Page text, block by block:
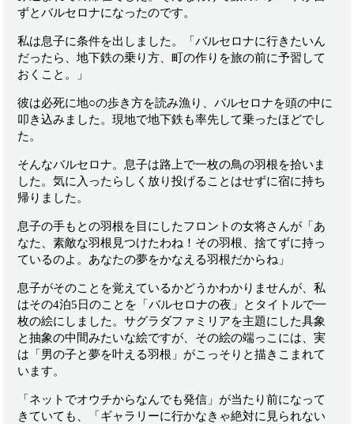
ずとバルセロナになったのです。
私は息子に条件を出しました。「バルセロナに行きたいん
だったら、地下鉄の乗り方、町の作りを旅の前に予習して
おくこと。」
彼は必死に地○の歩き方を読み漁り、バルセロナを頭の中に
叩き込みました。現地で地下鉄も率先して乗ったほどでし
た。
そんなバルセロナ。息子は路上で一枚の鳥の羽根を拾いま
した。気に入ったらしく放り投げることはせずに宿に持ち
帰りました。
息子の手もとの羽根を目にしたフロントの女将さんが「あ
なた、素敵な羽根見つけたわね！その羽根、捨てずに持っ
ているのよ。あなたの夢をかなえる羽根だからね」
息子がそのことを覚えているかどうかわかりませんが、私
はその4泊5日のことを「バルセロナの夜」とタイトルで一
枚の絵にしました。サグラダファミリアを主題にした具象
と抽象の中間みたいな絵ですが、その絵の端っこには、実
は「男の子と夢を叶える羽根」がこっそりと描きこまれて
います。
「ネットでオウチからなんでも発信」が当たり前になって
きていても、「ギャラリーに行かなきゃ絶対に見られない